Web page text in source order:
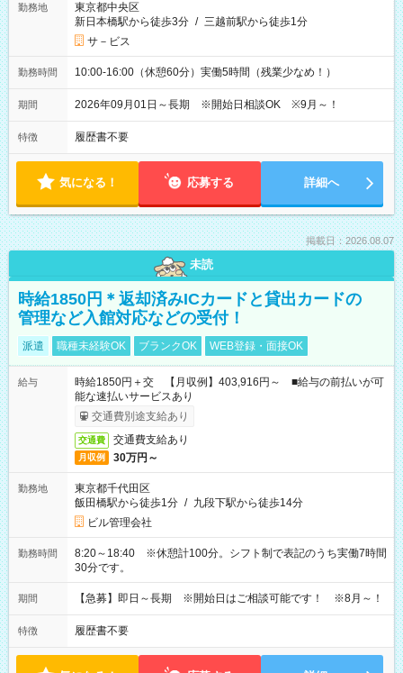
勤務地
東京都中央区
新日本橋駅から徒歩3分 / 三越前駅から徒歩1分
サ－ビス
勤務時間 10:00-16:00（休憩60分）実働5時間（残業少なめ！）
期間 2026年09月01日～長期 ※開始日相談OK ※9月～！
特徴 履歴書不要
気になる！ 応募する 詳細へ
掲載日：2026.08.07
未読
時給1850円＊返却済みICカードと貸出カードの
管理など入館対応などの受付！
派遣 職種未経験OK ブランクOK WEB登録・面接OK
給与
時給1850円＋交 【月収例】403,916円～ ■給与の前払いが可
能な速払いサービスあり
交通費別途支給あり
交通費 交通費支給あり
月収例 30万円～
勤務地
東京都千代田区
飯田橋駅から徒歩1分 / 九段下駅から徒歩14分
ビル管理会社
勤務時間
8:20～18:40 ※休憩計100分。シフト制で表記のうち実働7時間
30分です。
期間 【急募】即日～長期 ※開始日はご相談可能です！ ※8月～！
特徴 履歴書不要